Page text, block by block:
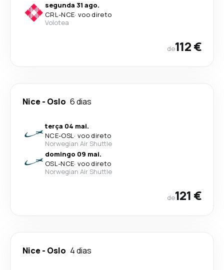
segunda 31 ago.
CRL-NCE· voo direto
Volotea
de112 €
Nice - Oslo 6 dias
terça 04 mai.
NCE-OSL· voo direto
Norwegian Air Shuttle
domingo 09 mai.
OSL-NCE· voo direto
Norwegian Air Shuttle
de121 €
Nice - Oslo 4 dias